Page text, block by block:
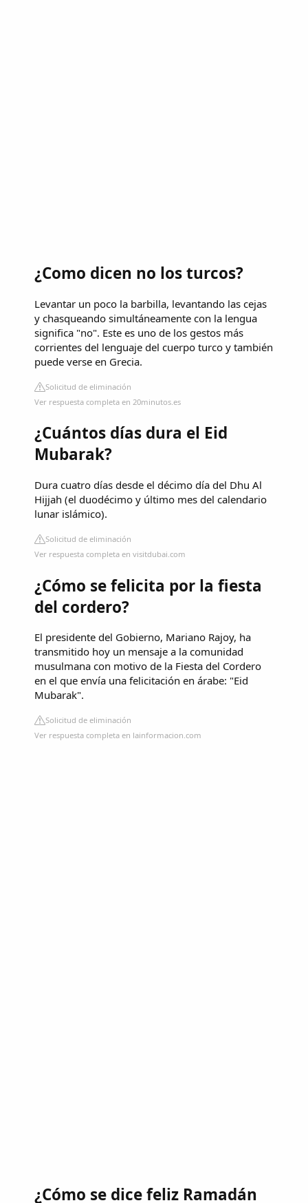
¿Como dicen no los turcos?
Levantar un poco la barbilla, levantando las cejas
y chasqueando simultáneamente con la lengua
significa "no". Este es uno de los gestos más
corrientes del lenguaje del cuerpo turco y también
puede verse en Grecia.
Solicitud de eliminación
Ver respuesta completa en 20minutos.es
¿Cuántos días dura el Eid
Mubarak?
Dura cuatro días desde el décimo día del Dhu Al
Hijjah (el duodécimo y último mes del calendario
lunar islámico).
Solicitud de eliminación
Ver respuesta completa en visitdubai.com
¿Cómo se felicita por la fiesta
del cordero?
El presidente del Gobierno, Mariano Rajoy, ha
transmitido hoy un mensaje a la comunidad
musulmana con motivo de la Fiesta del Cordero
en el que envía una felicitación en árabe: "Eid
Mubarak".
Solicitud de eliminación
Ver respuesta completa en lainformacion.com
¿Cómo se dice feliz Ramadán